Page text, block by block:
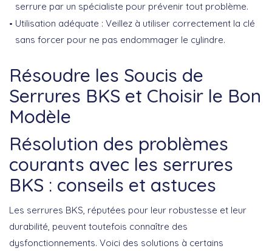
serrure par un spécialiste pour prévenir tout problème.
Utilisation adéquate : Veillez à utiliser correctement la clé
sans forcer pour ne pas endommager le cylindre.
Résoudre les Soucis de
Serrures BKS et Choisir le Bon
Modèle
Résolution des problèmes
courants avec les serrures
BKS : conseils et astuces
Les serrures BKS, réputées pour leur robustesse et leur
durabilité, peuvent toutefois connaître des
dysfonctionnements. Voici des solutions à certains